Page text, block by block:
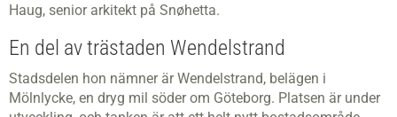
Haug, senior arkitekt på Snøhetta.
En del av trästaden Wendelstrand
Stadsdelen hon nämner är Wendelstrand, belägen i
Mölnlycke, en dryg mil söder om Göteborg. Platsen är under